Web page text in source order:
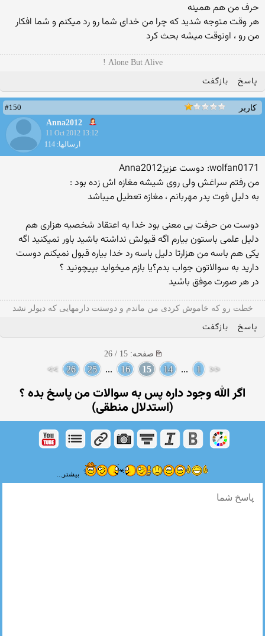
حرف من هم همینه
هر وقت متوجه شدید که چرا من خدای شما رو رد میکنم و شما افکار
من رو ، اونوقت میشه بحث کرد
Alone But Alive !
پاسخ بازگفت
کاربر
#150
Anna2012
11 Oct 2012 13:12
ارسالها: 114
wolfan0171: دوست عزیزAnna2012
من رفتم سراغش ولی روی شیشه مغازه اش زده بود :
به دلیل فوت پدر مهربانم ، مغازه تعطیل میباشد
دوست من حرفت بی معنی بود خدا یه اعتقاد شخصیه هزاری هم
دلیل علمی باستون بیارم اگه قبولش نداشته باشید باور نمیکنید اگه
یکی هم باسه من هزارتا دلیل باسه رد خدا بیاره قبول نمیکنم دوست
دارید به سوالاتون جواب بدم؟یا بازم میخواید بپیچونید ؟
در هر صورت موفق باشید
خطت رو که خاموش کردی من ماندم و دوستت دارمهایی که دیولر نشد
پاسخ بازگفت
صفحه: 15 / 26
<<
1
...
14
15
16
...
25
26
>>
اگر الله وجود داره پس به سوالات من پاسخ بده ؟
(استدلال منطقی)
بیشتر...